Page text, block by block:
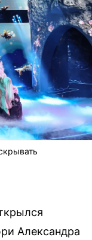
Александра